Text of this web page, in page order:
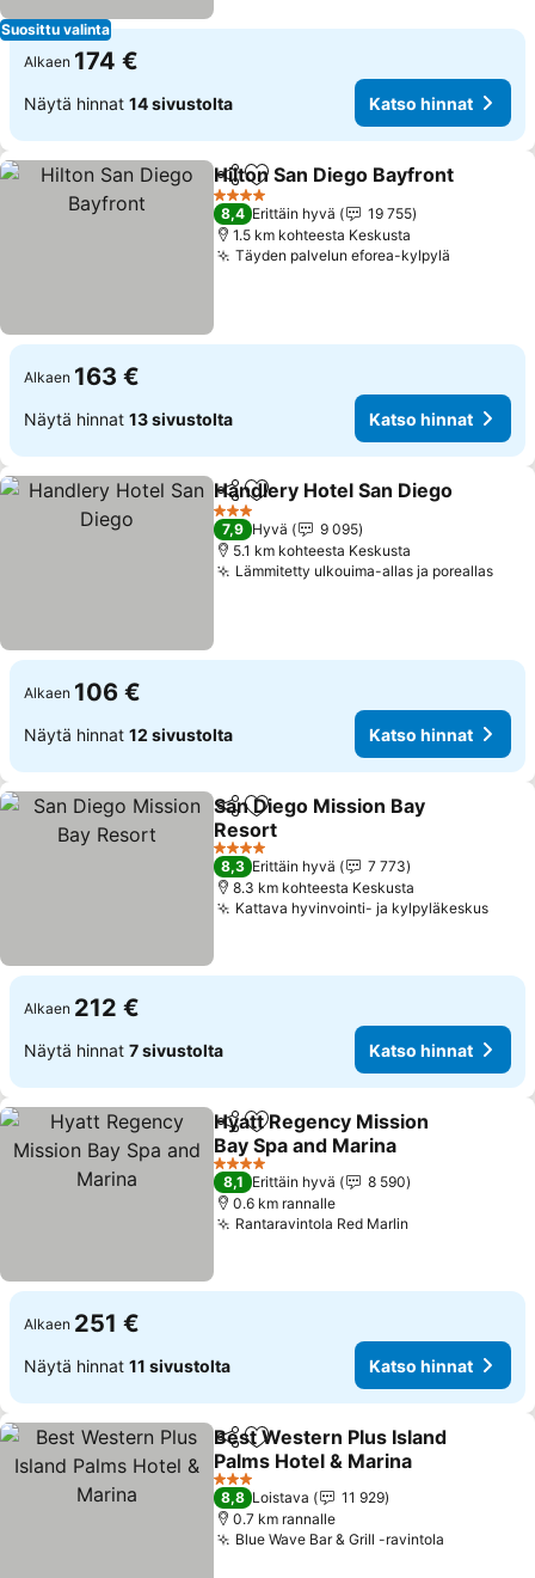
Suosittu valinta
Alkaen 174 €
Näytä hinnat 14 sivustolta Katso hinnat
Jaa Lisää suosikkeihin
Hilton San Diego Bayfront
4 Tähtiluokitus
8,4 Erittäin hyvä
19 755
1.5 km kohteesta Keskusta
Täyden palvelun eforea-kylpylä
Alkaen 163 €
Näytä hinnat 13 sivustolta Katso hinnat
Jaa Lisää suosikkeihin
Handlery Hotel San Diego
3 Tähtiluokitus
7,9 Hyvä
9 095
5.1 km kohteesta Keskusta
Lämmitetty ulkouima-allas ja poreallas
Alkaen 106 €
Näytä hinnat 12 sivustolta Katso hinnat
Jaa Lisää suosikkeihin
San Diego Mission Bay
Resort
4 Tähtiluokitus
8,3 Erittäin hyvä
7 773
8.3 km kohteesta Keskusta
Kattava hyvinvointi- ja kylpyläkeskus
Alkaen 212 €
Näytä hinnat 7 sivustolta Katso hinnat
Jaa Lisää suosikkeihin
Hyatt Regency Mission
Bay Spa and Marina
4 Tähtiluokitus
8,1 Erittäin hyvä
8 590
0.6 km rannalle
Rantaravintola Red Marlin
Alkaen 251 €
Näytä hinnat 11 sivustolta Katso hinnat
Jaa Lisää suosikkeihin
Best Western Plus Island
Palms Hotel & Marina
3 Tähtiluokitus
8,8 Loistava
11 929
0.7 km rannalle
Blue Wave Bar & Grill -ravintola